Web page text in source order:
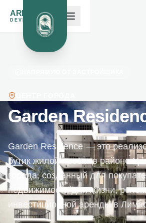
ARK NOAH'S
DEVELOPMENTS
Garden
Garden Residence — это
бутик жилой проект в районе
города, созданный для
недвижимости для жизни,
инвестиционной аренды в